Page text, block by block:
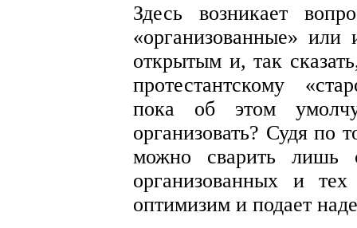
Здесь возникает
«организованные»
открытым и, так
протестантскому
пока об этом
организовать? Судя по
можно сварить лишь
организованных и
оптимизим и подает